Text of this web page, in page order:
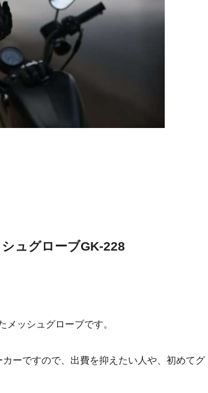
ュグローブGK-228
ッシュグローブです。
ーですので、出費を抑えたい人や、初めてグ